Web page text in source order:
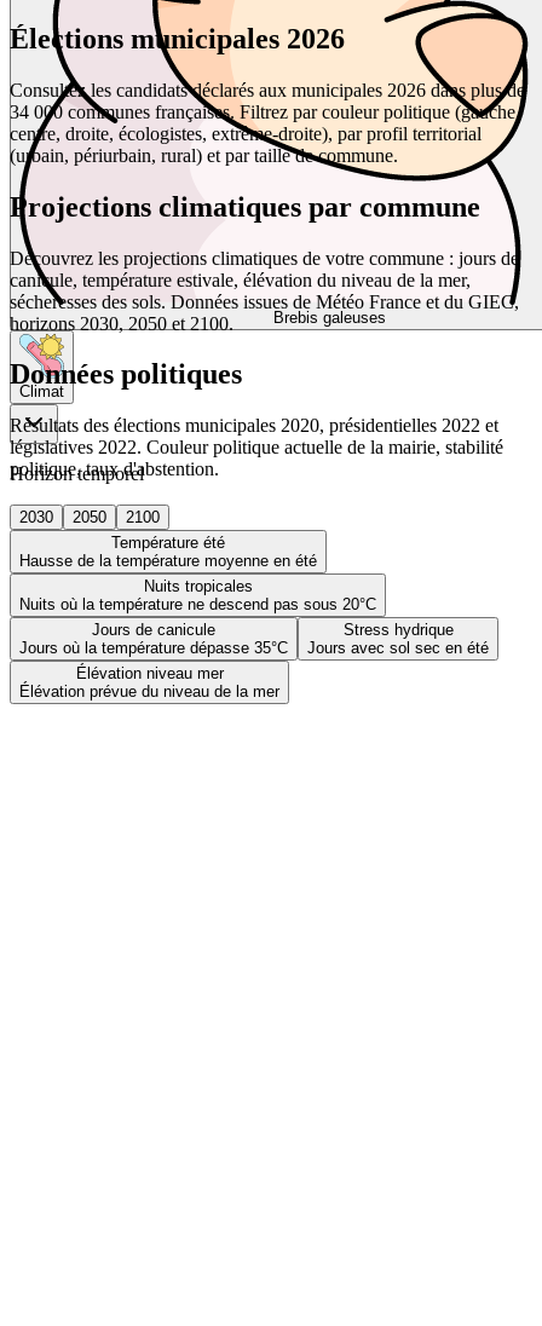
Brebis galeuses
Climat
Horizon temporel
2030 2050
2100
Température été
Hausse de la température moyenne en été
Nuits tropicales
Nuits où la température ne descend pas sous 20°C
Jours de canicule
Jours où la température dépasse 35°C
Stress hydrique
Jours avec sol sec en été
Élévation niveau mer
Élévation prévue du niveau de la mer
Élections municipales 2026
Consultez les candidats déclarés aux municipales 2026 dans plus de
34 000 communes françaises. Filtrez par couleur politique (gauche,
centre, droite, écologistes, extrême-droite), par profil territorial
(urbain, périurbain, rural) et par taille de commune.
Projections climatiques par commune
Découvrez les projections climatiques de votre commune : jours de
canicule, température estivale, élévation du niveau de la mer,
sécheresses des sols. Données issues de Météo France et du GIEC,
horizons 2030, 2050 et 2100.
Données politiques
Résultats des élections municipales 2020, présidentielles 2022 et
législatives 2022. Couleur politique actuelle de la mairie, stabilité
politique, taux d'abstention.